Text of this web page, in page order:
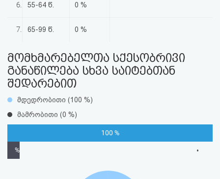
და
პასუხისმგებლობის
6. 55-64 წ. 0 %
7. 65-99 წ. 0 %
მომხმარებელთა სქესობრივი
განაწილება სხვა საიტებთან
შედარებით
მდედრობითი (100 %)
მამრობითი (0 %)
100 %
% •